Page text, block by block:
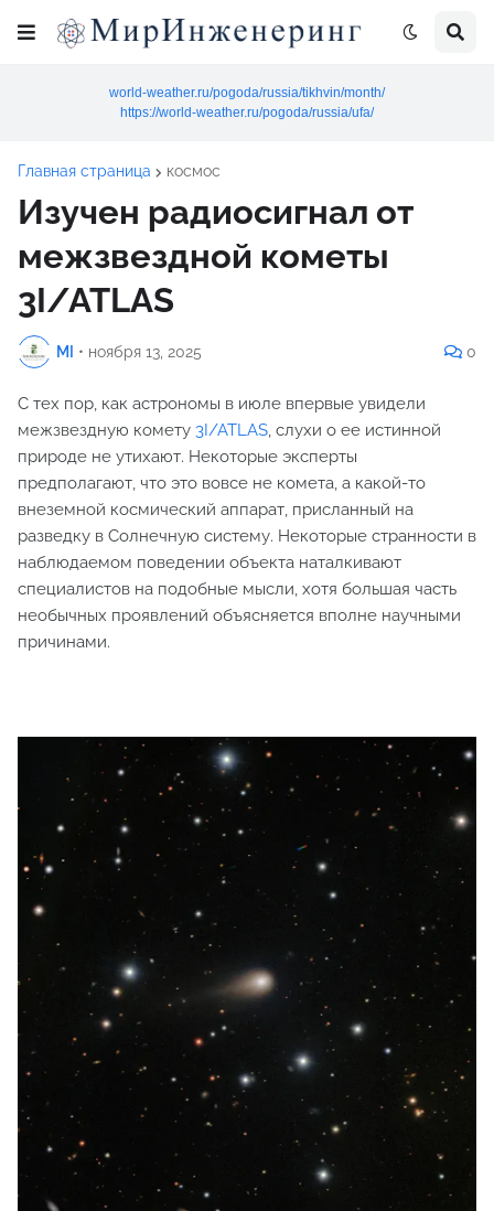
world-weather.ru/pogoda/russia/tikhvin/month/
https://world-weather.ru/pogoda/russia/ufa/
Главная страница космос
Изучен радиосигнал от
межзвездной кометы
3I/ATLAS
MI • ноября 13, 2025 0
С тех пор, как астрономы в июле впервые увидели
межзвездную комету 3I/ATLAS, слухи о ее истинной
природе не утихают. Некоторые эксперты
предполагают, что это вовсе не комета, а какой-то
внеземной космический аппарат, присланный на
разведку в Солнечную систему. Некоторые странности в
наблюдаемом поведении объекта наталкивают
специалистов на подобные мысли, хотя большая часть
необычных проявлений объясняется вполне научными
причинами.